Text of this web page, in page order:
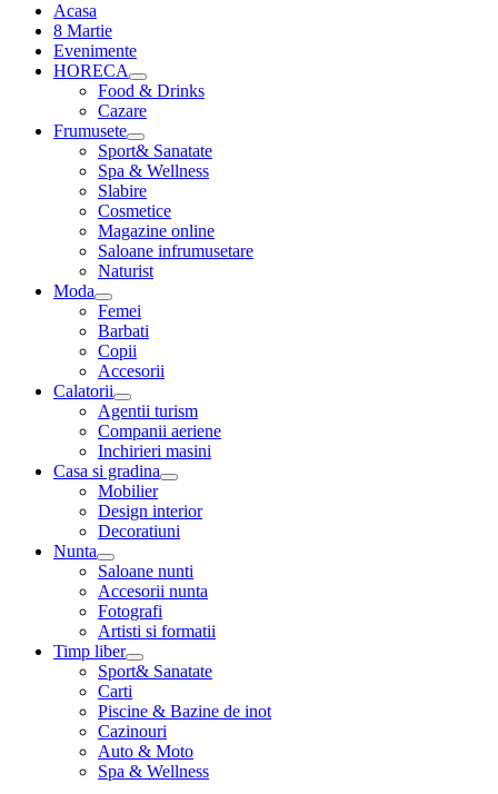
Acasa
8 Martie
Evenimente
HORECA
Food & Drinks
Cazare
Frumusete
Sport& Sanatate
Spa & Wellness
Slabire
Cosmetice
Magazine online
Saloane infrumusetare
Naturist
Moda
Femei
Barbati
Copii
Accesorii
Calatorii
Agentii turism
Companii aeriene
Inchirieri masini
Casa si gradina
Mobilier
Design interior
Decoratiuni
Nunta
Saloane nunti
Accesorii nunta
Fotografi
Artisti si formatii
Timp liber
Sport& Sanatate
Carti
Piscine & Bazine de inot
Cazinouri
Auto & Moto
Spa & Wellness